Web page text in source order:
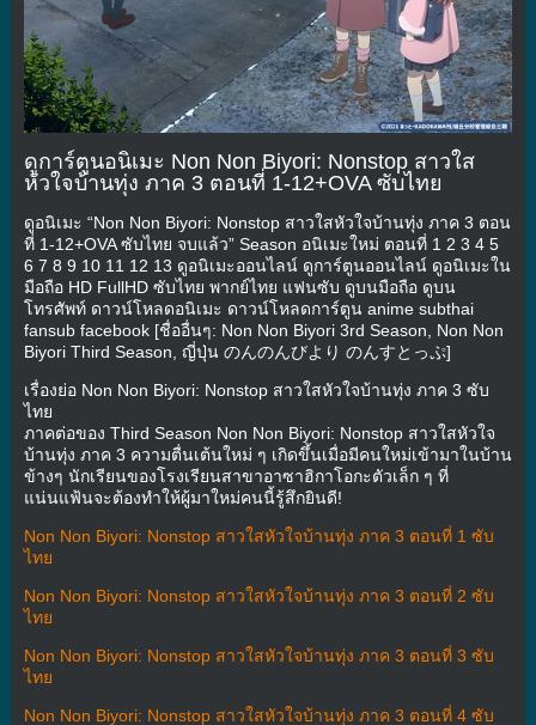
ดูการ์ตูนอนิเมะ Non Non Biyori: Nonstop สาวใส
หัวใจบ้านทุ่ง ภาค 3 ตอนที่ 1-12+OVA ซับไทย
ดูอนิเมะ “Non Non Biyori: Nonstop สาวใสหัวใจบ้านทุ่ง ภาค 3 ตอน
ที่ 1-12+OVA ซับไทย จบแล้ว” Season อนิเมะใหม่ ตอนที่ 1 2 3 4 5
6 7 8 9 10 11 12 13 ดูอนิเมะออนไลน์ ดูการ์ตูนออนไลน์ ดูอนิเมะใน
มือถือ HD FullHD ซับไทย พากย์ไทย แฟนซับ ดูบนมือถือ ดูบน
โทรศัพท์ ดาวน์โหลดอนิเมะ ดาวน์โหลดการ์ตูน anime subthai
fansub facebook [ชื่ออื่นๆ: Non Non Biyori 3rd Season, Non Non
Biyori Third Season, ญี่ปุ่น のんのんびより のんすとっぷ]
เรื่องย่อ Non Non Biyori: Nonstop สาวใสหัวใจบ้านทุ่ง ภาค 3 ซับ
ไทย
ภาคต่อของ Third Season Non Non Biyori: Nonstop สาวใสหัวใจ
บ้านทุ่ง ภาค 3 ความตื่นเต้นใหม่ ๆ เกิดขึ้นเมื่อมีคนใหม่เข้ามาในบ้าน
ข้างๆ นักเรียนของโรงเรียนสาขาอาซาฮิกาโอกะตัวเล็ก ๆ ที่
แน่นแฟ้นจะต้องทำให้ผู้มาใหม่คนนี้รู้สึกยินดี!
Non Non Biyori: Nonstop สาวใสหัวใจบ้านทุ่ง ภาค 3 ตอนที่ 1 ซับ
ไทย
Non Non Biyori: Nonstop สาวใสหัวใจบ้านทุ่ง ภาค 3 ตอนที่ 2 ซับ
ไทย
Non Non Biyori: Nonstop สาวใสหัวใจบ้านทุ่ง ภาค 3 ตอนที่ 3 ซับ
ไทย
Non Non Biyori: Nonstop สาวใสหัวใจบ้านทุ่ง ภาค 3 ตอนที่ 4 ซับ